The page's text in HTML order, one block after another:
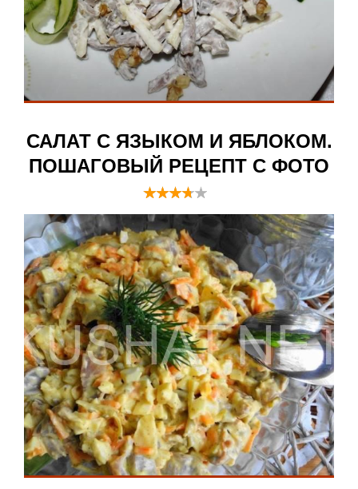
САЛАТ С ЯЗЫКОМ И ЯБЛОКОМ.
ПОШАГОВЫЙ РЕЦЕПТ С ФОТО